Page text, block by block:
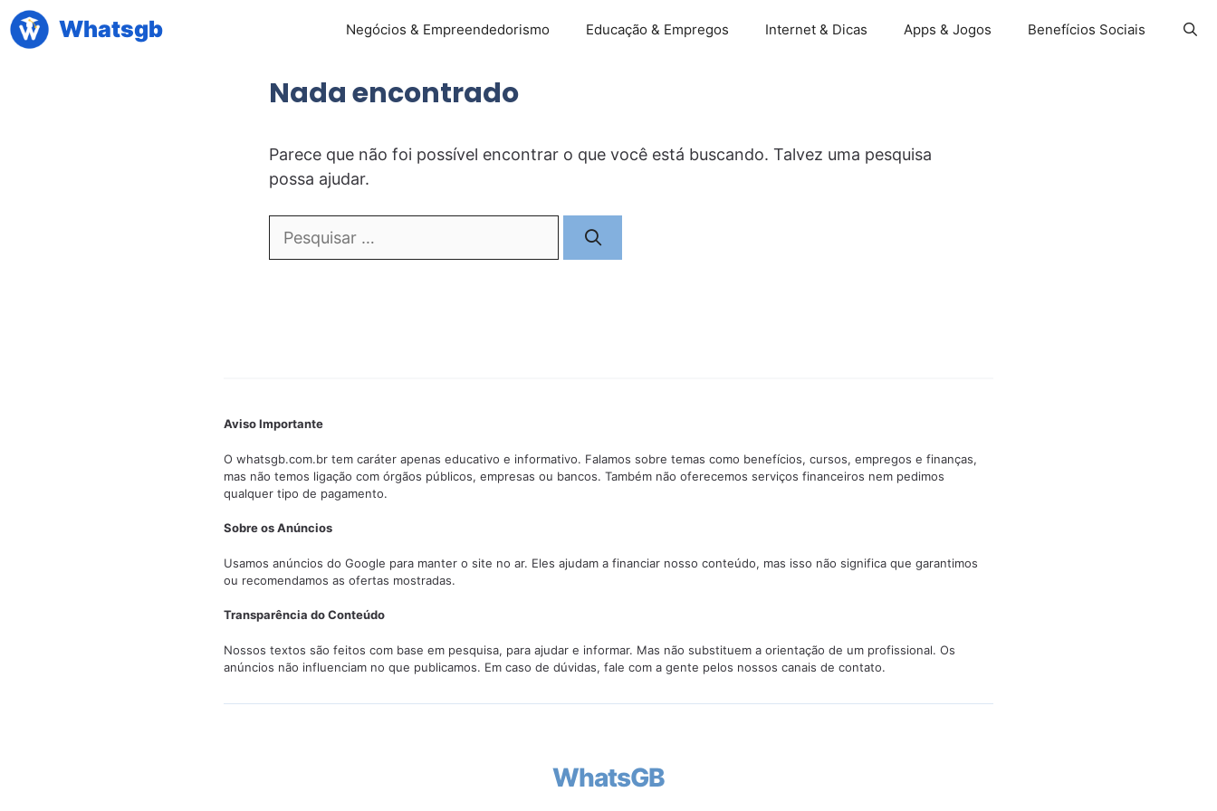
Pular
para
Whatsgb Negócios & Empreendedorismo Educação & Empregos Internet & Dicas Apps & Jogos Benefícios Sociais
Nada encontrado
Parece que não foi possível encontrar o que você está buscando. Talvez uma pesquisa
possa ajudar.
Pesquisar
Aviso Importante
O whatsgb.com.br tem caráter apenas educativo e informativo. Falamos sobre temas como benefícios, cursos, empregos e finanças,
mas não temos ligação com órgãos públicos, empresas ou bancos. Também não oferecemos serviços financeiros nem pedimos
qualquer tipo de pagamento.
Sobre os Anúncios
Usamos anúncios do Google para manter o site no ar. Eles ajudam a financiar nosso conteúdo, mas isso não significa que garantimos
ou recomendamos as ofertas mostradas.
Transparência do Conteúdo
Nossos textos são feitos com base em pesquisa, para ajudar e informar. Mas não substituem a orientação de um profissional. Os
anúncios não influenciam no que publicamos. Em caso de dúvidas, fale com a gente pelos nossos canais de contato.
WhatsGB